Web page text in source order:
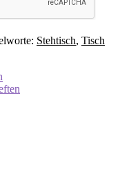
Stehtisch, Tisch